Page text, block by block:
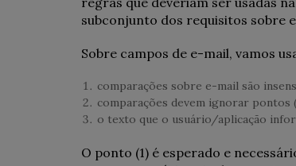
subconjunto dos requisitos sobre
Sobre campos de e-mail, vamos
comparações sobre e-mail são
comparações devem ignorar pontos
o texto que o usuário/aplicação
O ponto (1) é esperado e